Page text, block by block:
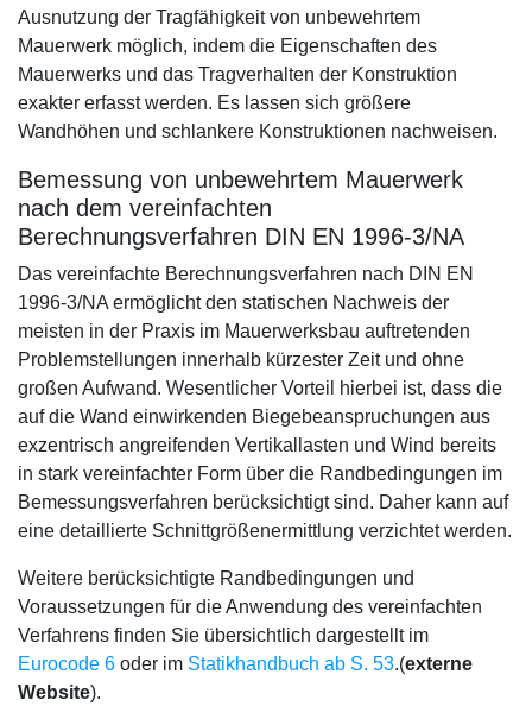
Ausnutzung der Tragfähigkeit von unbewehrtem
Mauerwerk möglich, indem die Eigenschaften des
Mauerwerks und das Tragverhalten der Konstruktion
exakter erfasst werden. Es lassen sich größere
Wandhöhen und schlankere Konstruktionen nachweisen.
Bemessung von unbewehrtem Mauerwerk
nach dem vereinfachten
Berechnungsverfahren DIN EN 1996-3/NA
Das vereinfachte Berechnungsverfahren nach DIN EN
1996-3/NA ermöglicht den statischen Nachweis der
meisten in der Praxis im Mauerwerksbau auftretenden
Problemstellungen innerhalb kürzester Zeit und ohne
großen Aufwand. Wesentlicher Vorteil hierbei ist, dass die
auf die Wand einwirkenden Biegebeanspruchungen aus
exzentrisch angreifenden Vertikallasten und Wind bereits
in stark vereinfachter Form über die Randbedingungen im
Bemessungsverfahren berücksichtigt sind. Daher kann auf
eine detaillierte Schnittgrößenermittlung verzichtet werden.
Weitere berücksichtigte Randbedingungen und
Voraussetzungen für die Anwendung des vereinfachten
Verfahrens finden Sie übersichtlich dargestellt im
Eurocode 6 oder im Statikhandbuch ab S. 53.(externe
Website).